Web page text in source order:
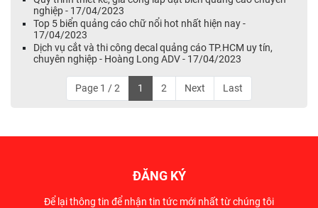
nghiệp - 17/04/2023
Top 5 biển quảng cáo chữ nổi hot nhất hiện nay -
17/04/2023
Dịch vụ cắt và thi công decal quảng cáo TP.HCM uy tín,
chuyên nghiệp - Hoàng Long ADV - 17/04/2023
Page 1 / 2 1 2 Next Last
ĐĂNG KÝ
Để lại thông tin để nhận tin tức mới nhất từ chúng tôi